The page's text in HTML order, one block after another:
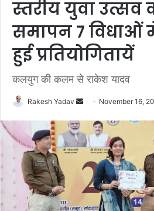
स्तरीय युवा
समापन 7 विधाओं
हुई प्रतियोगितायें
कलयुग की कलम से राकेश यादव
Rakesh Yadav
d
n
e
November 16,